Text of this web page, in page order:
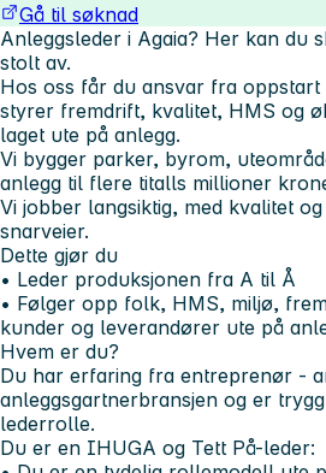
Gå til søknad
Anleggsleder i Agaia? Her kan du
stolt av.
Hos oss får du ansvar fra
styrer fremdrift, kvalitet, HMS og
laget ute på anlegg.
Vi bygger parker, byrom,
anlegg til flere titalls millioner
Vi jobber langsiktig, med kvalitet
snarveier.
Dette gjør du
• Leder produksjonen fra A til Å
• Følger opp folk, HMS, miljø,
kunder og leverandører ute på
Hvem er du?
Du har erfaring fra entreprenør -
anleggsgartnerbransjen og er
lederrolle.
Du er en IHUGA og Tett På-leder: